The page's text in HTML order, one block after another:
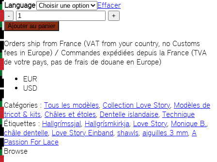
Language
Effacer
quantité
de
Hallgrímssjal
Ajouter au panier
Orders ship from France (VAT from your country, no Customs
fees in Europe) / Commandes expédiées depuis la France (TVA
de votre pays, pas de frais de douane en Europe)
EUR
USD
Catégories : Tous les modèles, Collection Love Story, Modèles de
tricot & kits, Châles et étoles, Dentelle islandaise, Technique
Étiquettes : Hallgrímssjal, Hallgrísmkirkja, Love Story, Monique B.,
châle dentelle, Love Story Einband, shawls, aiguilles 3 mm, A
Passion For Lace
Browse